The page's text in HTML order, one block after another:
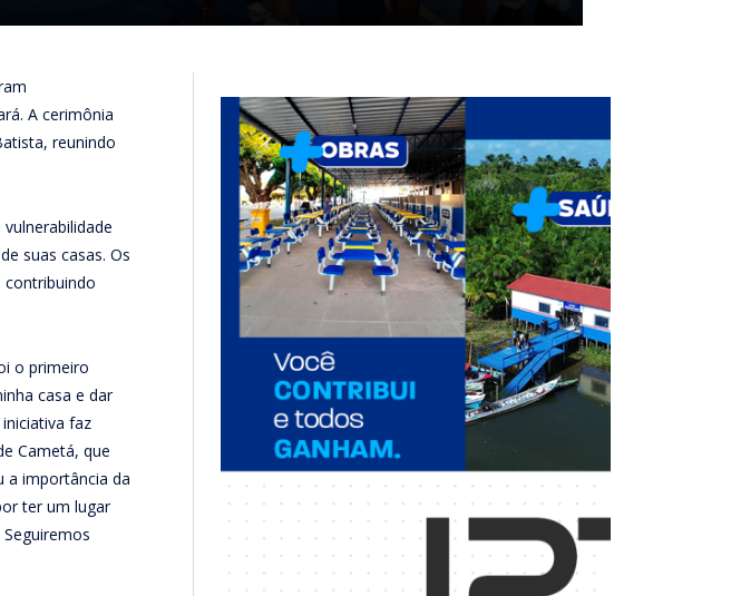
A cerimônia
reunindo
suas casas. Os
contribuindo
o primeiro
casa e dar
faz
Cametá, que
a importância da
ter um lugar